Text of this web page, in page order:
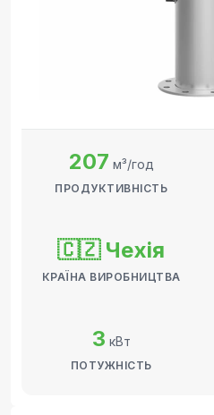
207 м³/год
ПРОДУКТИВНІСТЬ
🇨🇿 Чехія
КРАЇНА ВИРОБНИЦТВА
3 кВт
ПОТУЖНІСТЬ